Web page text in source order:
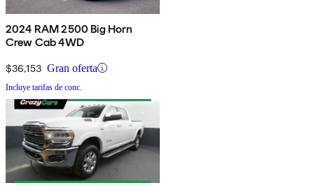
2024 RAM 2500 Big Horn
Crew Cab 4WD
$36,153 Gran oferta
Incluye tarifas de conc.